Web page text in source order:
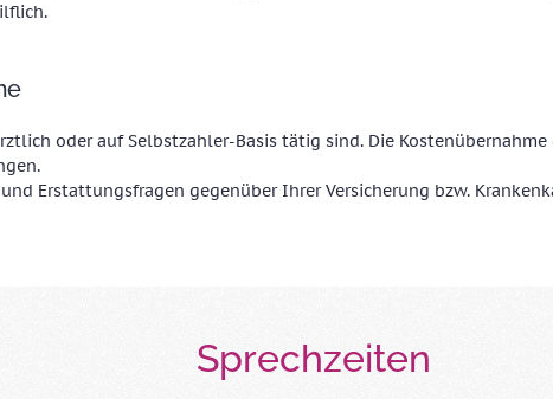
oder auf Selbstzahler-Basis tätig sind. Die
Erstattungsfragen gegenüber Ihrer Versicherung bzw.
Sprechzeiten